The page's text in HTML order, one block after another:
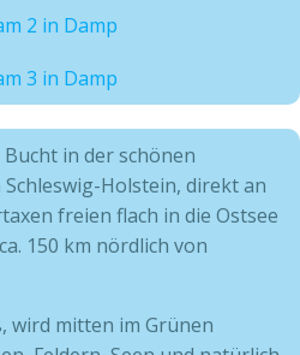
2 in Damp
3 in Damp
in der schönen
Holstein, direkt an
freien flach in die Ostsee
150 km nördlich von
wird mitten im Grünen